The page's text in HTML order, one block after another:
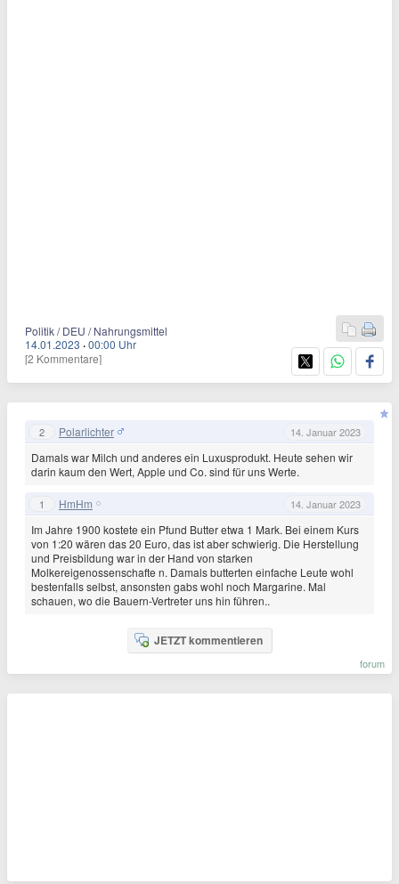
Politik / DEU / Nahrungsmittel
14.01.2023 ·00:00 Uhr
[2 Kommentare]
2 Polarlichter 14. Januar 2023
Damals war Milch und anderes ein Luxusprodukt. Heute sehen wir
darin kaum den Wert, Apple und Co. sind für uns Werte.
1 HmHm 14. Januar 2023
Im Jahre 1900 kostete ein Pfund Butter etwa 1 Mark. Bei einem Kurs
von 1:20 wären das 20 Euro, das ist aber schwierig. Die Herstellung
und Preisbildung war in der Hand von starken
Molkereigenossenschafte n. Damals butterten einfache Leute wohl
bestenfalls selbst, ansonsten gabs wohl noch Margarine. Mal
schauen, wo die Bauern-Vertreter uns hin führen..
JETZT kommentieren
forum